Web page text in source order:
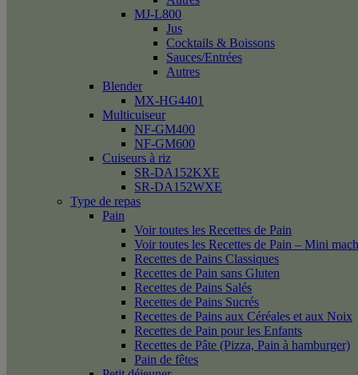
MJ-L800
Jus
Cocktails & Boissons
Sauces/Entrées
Autres
Blender
MX-HG4401
Multicuiseur
NF-GM400
NF-GM600
Cuiseurs à riz
SR-DA152KXE
SR-DA152WXE
Type de repas
Pain
Voir toutes les Recettes de Pain
Voir toutes les Recettes de Pain – Mini
Recettes de Pains Classiques
Recettes de Pain sans Gluten
Recettes de Pains Salés
Recettes de Pains Sucrés
Recettes de Pains aux Céréales et aux Noix
Recettes de Pain pour les Enfants
Recettes de Pâte (Pizza, Pain à hamburger)
Pain de fêtes